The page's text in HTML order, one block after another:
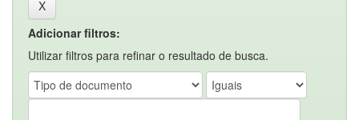
Adicionar filtros:
Utilizar filtros para refinar o resultado de busca.